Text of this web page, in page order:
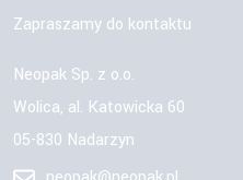
Zapraszamy do kontaktu
Neopak Sp. z o.o.
Wolica, al. Katowicka 60
05-830 Nadarzyn